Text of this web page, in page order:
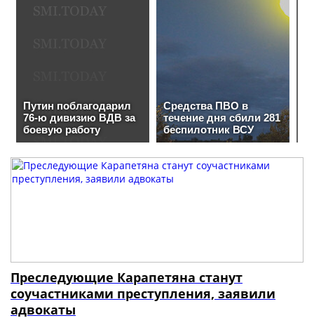
Преследующие Карапетяна станут
соучастниками преступления, заявили
адвокаты